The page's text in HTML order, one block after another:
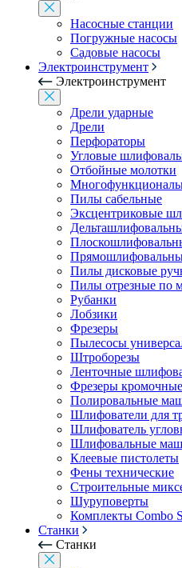
Насосные станции
Погружные насосы
Садовые насосы
Электроинструмент
Электроинструмент
Дрели ударные
Дрели
Перфораторы
Угловые
Отбойные молотки
Пилы сабельные
Эксцентриковые
Пилы дисковые
Пилы отрезные по
Рубанки
Лобзики
Фрезеры
Пылесосы
Штроборезы
Ленточные
Фрезеры кромочные
Полировальные
Шлифователи для
Шлифователь
Шлифовальные
Клеевые пистолеты
Фены технические
Строительные
Шуруповерты
Комплекты Combo
Станки
Станки